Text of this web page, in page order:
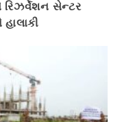
રિઝર્વેશન સેન્ટર